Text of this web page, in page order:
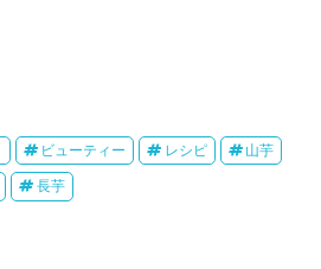
ビューティー レシピ 山芋
長芋